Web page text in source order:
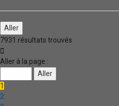
7931 résultats trouvés
1
159
Aller à la page :
1
2